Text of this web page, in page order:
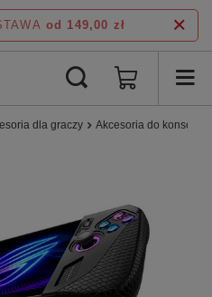
od 149,00 zł
dla graczy Akcesoria do konsoli